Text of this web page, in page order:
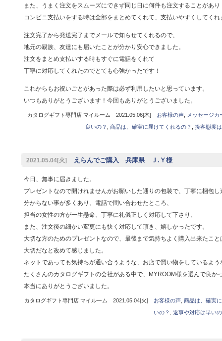
また、うまく注文をスムーズにできず同じ日に何件も注文することがあり
コンビニ支払いをする時は全部をまとめてくれて、支払いやすくしてくれ
注文完了から発送完了までメールで知らせてくれるので、
地元の親族、友達にも届いたことが分かり安心できました。
注文をまとめ支払いする時もすぐに電話をくれて
丁寧に対応してくれたのでとても心強かったです！
これからもお祝いごとがあった際は必ず利用したいと思っています。
いつもありがとうございます！今回もありがとうございました。
カタログギフト専門店 マイルーム 2021.05.06[木] お客様の声,
メッセージ
良いの？
商品は、確実に届けてくれるの？ 接客態度
2021.05.04[火] えらんでご購入 兵庫県 Ｊ.Ｙ様
今日、無事に届きました。
プレゼントなので開けれませんがお願いした通りの包装で、丁寧に梱包
分からない事が多くあり、電話で問い合わせたところ、
担当の女性の方が一生懸命、丁寧に礼儀正しく対応して下さり、
また、注文後の細かい変更にも快く対応して頂き、嬉しかったです。
大切な方のためのプレゼントなので、最後まで気持ちよく購入出来たこと
大切だなと改めて感じました。
ネットであっても気持ちが通い合うような、お店で買い物をしているよう
たくさんのカタログギフトの会社がある中で、MYROOM様を選んで良か
本当にありがとうございました。
カタログギフト専門店 マイルーム 2021.05.04[火] お客様の声, 商品は、確実
いの？
返事や対応は早い